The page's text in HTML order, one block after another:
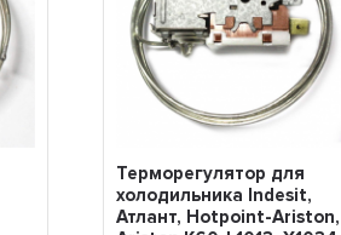
Терморегулятор для
холодильника Indesit,
Атлант, Hotpoint-Ariston,